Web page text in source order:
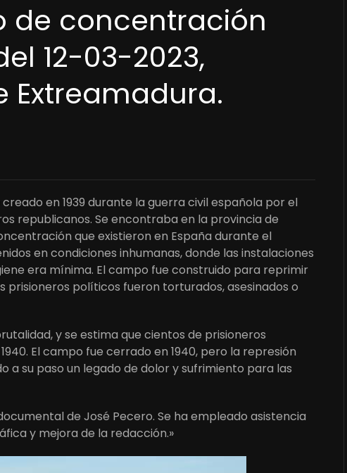
de concentración
12-03-2023,
Extreamadura.
en 1939 durante la guerra civil española por el
republicanos. Se encontraba en la provincia de
que existieron en España durante el
en condiciones inhumanas, donde las instalaciones
era mínima. El campo fue construido para reprimir
prisioneros políticos fueron torturados, asesinados o
y se estima que cientos de prisioneros
El campo fue cerrado en 1940, pero la represión
a su paso un legado de dolor y sufrimiento para las
de José Pecero. Se ha empleado asistencia
y mejora de la redacción.»